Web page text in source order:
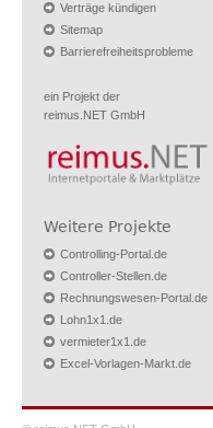
Verträge kündigen
Sitemap
Barrierefreiheitsprobleme
ein Projekt der
reimus.NET GmbH
Weitere Projekte
Controlling-Portal.de
Controller-Stellen.de
Rechnungswesen-Portal.de
Lohn1x1.de
vermieter1x1.de
Excel-Vorlagen-Markt.de